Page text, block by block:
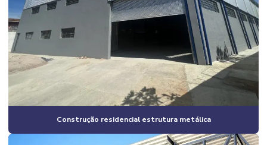
Construção de galpão pré moldado orçamento
Construção de galpão pré moldado preço
Construção de galpão pré moldado valor
Construção de galpão preço por m2
Construção de galpão quanto custa
Construção residencial estrutura metálica